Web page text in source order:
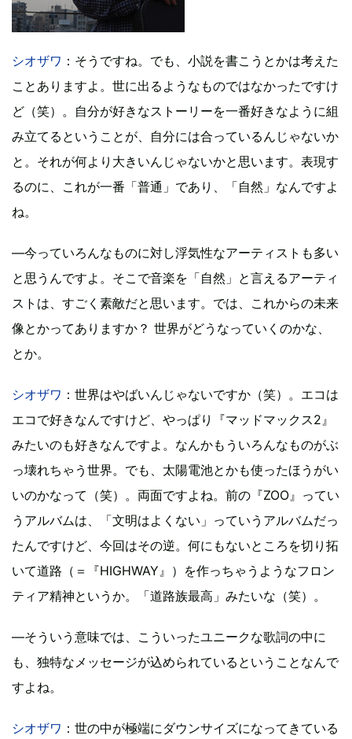
シオザワ ：そうですね。でも、小説を書こうとかは考えた
ことありますよ。世に出るようなものではなかったですけ
ど（笑）。自分が好きなストーリーを一番好きなように組
み立てるということが、自分には合っているんじゃないか
と。それが何より大きいんじゃないかと思います。表現す
るのに、これが一番「普通」であり、「自然」なんですよ
ね。
―今っていろんなものに対し浮気性なアーティストも多い
と思うんですよ。そこで音楽を「自然」と言えるアーティ
ストは、すごく素敵だと思います。では、これからの未来
像とかってありますか？ 世界がどうなっていくのかな、
とか。
シオザワ ：世界はやばいんじゃないですか（笑）。エコは
エコで好きなんですけど、やっぱり『マッドマックス2』
みたいのも好きなんですよ。なんかもういろんなものがぶ
っ壊れちゃう世界。でも、太陽電池とかも使ったほうがい
いのかなって（笑）。両面ですよね。前の『ZOO』ってい
うアルバムは、「文明はよくない」っていうアルバムだっ
たんですけど、今回はその逆。何にもないところを切り拓
いて道路（＝『HIGHWAY』）を作っちゃうようなフロン
ティア精神というか。「道路族最高」みたいな（笑）。
―そういう意味では、こういったユニークな歌詞の中に
も、独特なメッセージが込められているということなんで
すよね。
シオザワ ：世の中が極端にダウンサイズになってきている